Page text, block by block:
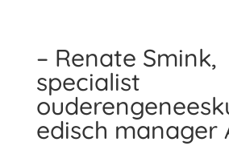
– Renate Smink,
specialist
edisch manager